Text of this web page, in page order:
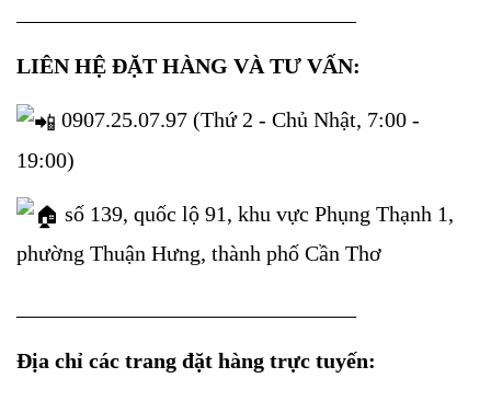
LIÊN HỆ ĐẶT HÀNG VÀ TƯ VẤN:
0907.25.07.97 (Thứ 2 - Chủ Nhật, 7:00 -
19:00)
số 139, quốc lộ 91, khu vực Phụng Thạnh 1,
phường Thuận Hưng, thành phố Cần Thơ
Địa chỉ các trang đặt hàng trực tuyến: